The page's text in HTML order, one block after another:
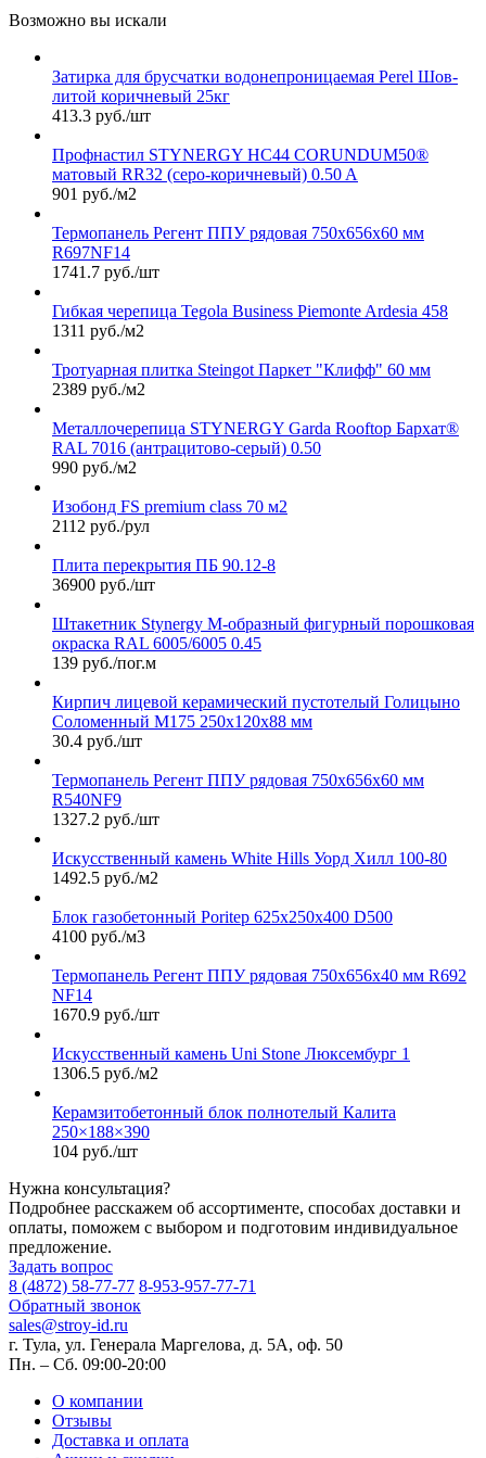
Возможно вы искали
Затирка для брусчатки водонепроницаемая Perel Шов-
литой коричневый 25кг
413.3 руб./шт
Профнастил STYNERGY НС44 CORUNDUM50®
матовый RR32 (серо-коричневый) 0.50 A
901 руб./м2
Термопанель Регент ППУ рядовая 750х656х60 мм
R697NF14
1741.7 руб./шт
Гибкая черепица Tegola Business Piemonte Ardesia 458
1311 руб./м2
Тротуарная плитка Steingot Паркет "Клифф" 60 мм
2389 руб./м2
Металлочерепица STYNERGY Garda Rooftop Бархат®
RAL 7016 (антрацитово-серый) 0.50
990 руб./м2
Изобонд FS premium class 70 м2
2112 руб./рул
Плита перекрытия ПБ 90.12-8
36900 руб./шт
Штакетник Stynergy М-образный фигурный порошковая
окраска RAL 6005/6005 0.45
139 руб./пог.м
Кирпич лицевой керамический пустотелый Голицыно
Соломенный М175 250х120х88 мм
30.4 руб./шт
Термопанель Регент ППУ рядовая 750х656х60 мм
R540NF9
1327.2 руб./шт
Искусственный камень White Hills Уорд Хилл 100-80
1492.5 руб./м2
Блок газобетонный Poritep 625x250x400 D500
4100 руб./м3
Термопанель Регент ППУ рядовая 750х656х40 мм R692
NF14
1670.9 руб./шт
Искусственный камень Uni Stone Люксембург 1
1306.5 руб./м2
Керамзитобетонный блок полнотелый Калита
250×188×390
104 руб./шт
Нужна консультация?
Подробнее расскажем об ассортименте, способах доставки и
оплаты, поможем с выбором и подготовим индивидуальное
предложение.
Задать вопрос
8 (4872) 58-77-77 8-953-957-77-71
Обратный звонок
sales@stroy-id.ru
г. Тула, ул. Генерала Маргелова, д. 5А, оф. 50
Пн. – Cб. 09:00-20:00
О компании
Отзывы
Доставка и оплата